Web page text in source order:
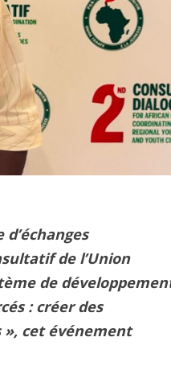
de l’Union
de
: créer des
», cet événement